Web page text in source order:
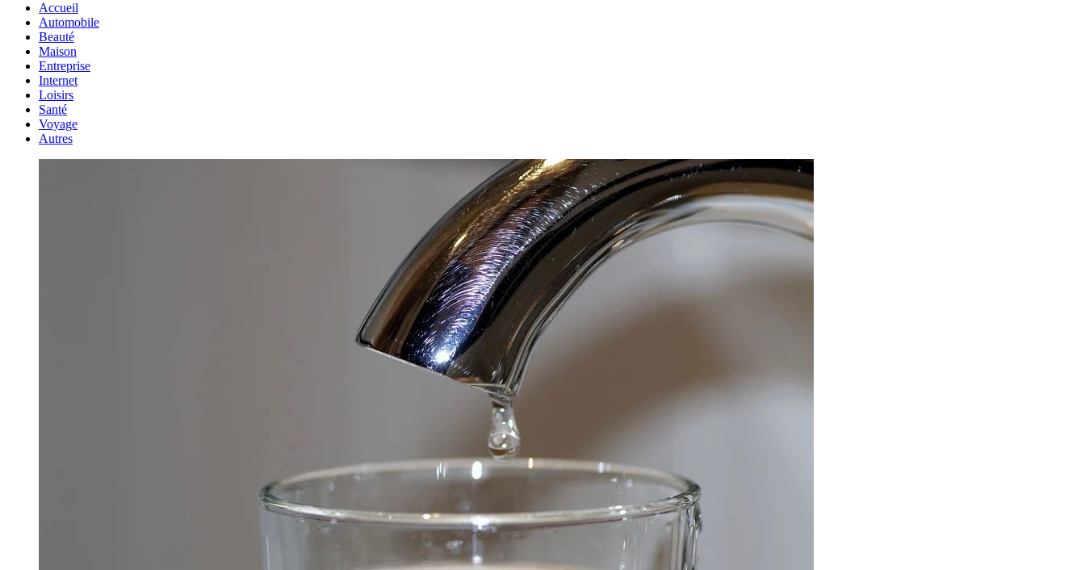
Accueil
Automobile
Beauté
Maison
Entreprise
Internet
Loisirs
Santé
Voyage
Autres